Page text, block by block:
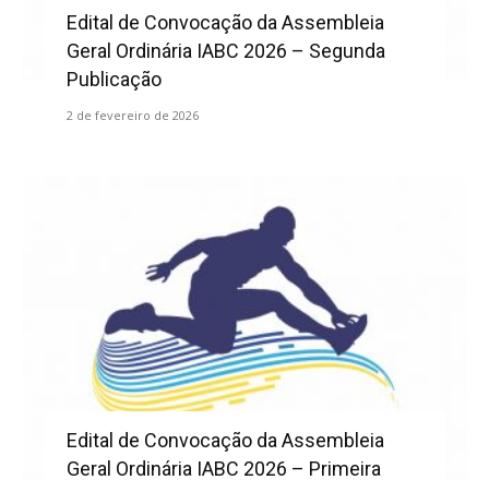
Edital de Convocação da Assembleia
Geral Ordinária IABC 2026 – Segunda
Publicação
2 de fevereiro de 2026
Edital de Convocação da Assembleia
Geral Ordinária IABC 2026 – Primeira